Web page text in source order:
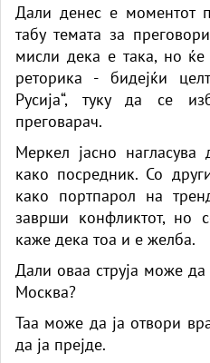
Дали денес е моментот
табу темата за
мисли дека е така, но
реторика - бидејќи
Русија“, туку да се
преговарач.
Меркел јасно
како посредник. Со
како портпарол на
заврши конфликтот, но
каже дека тоа и е желба.
Дали оваа струја може
Москва?
Таа може да ја отвори
да ја прејде.